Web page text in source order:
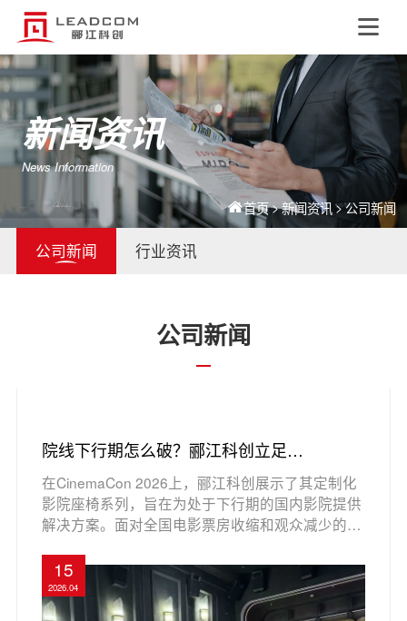
新闻资讯
News Information
首页>新闻资讯>公司新闻
公司新闻 行业资讯
公司新闻
院线下行期怎么破？郦江科创立足
CinemaCon，以定制座椅适配多元影院业态
在CinemaCon 2026上，郦江科创展示了其定制化
影院座椅系列，旨在为处于下行期的国内影院提供
解决方案。面对全国电影票房收缩和观众减少的挑
郦江科创专注于满足不同影院的需求，推出豪华沙
发系列和小沙发系列，以提升观影体验并激活闲置
空间，满足高端和小型影院的市场需求。
15
2026.04